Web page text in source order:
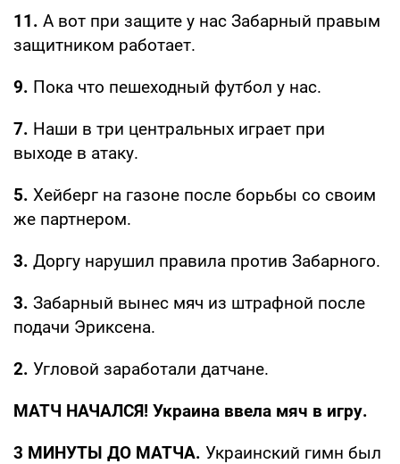
11. А вот при защите у нас Забарный правым
защитником работает.
9. Пока что пешеходный футбол у нас.
7. Наши в три центральных играет при
выходе в атаку.
5. Хейберг на газоне после борьбы со своим
же партнером.
3. Доргу нарушил правила против Забарного.
3. Забарный вынес мяч из штрафной после
подачи Эриксена.
2. Угловой заработали датчане.
МАТЧ НАЧАЛСЯ! Украина ввела мяч в игру.
3 МИНУТЫ ДО МАТЧА. Украинский гимн был